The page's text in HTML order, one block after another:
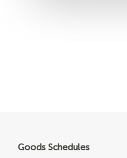
Goods Schedules